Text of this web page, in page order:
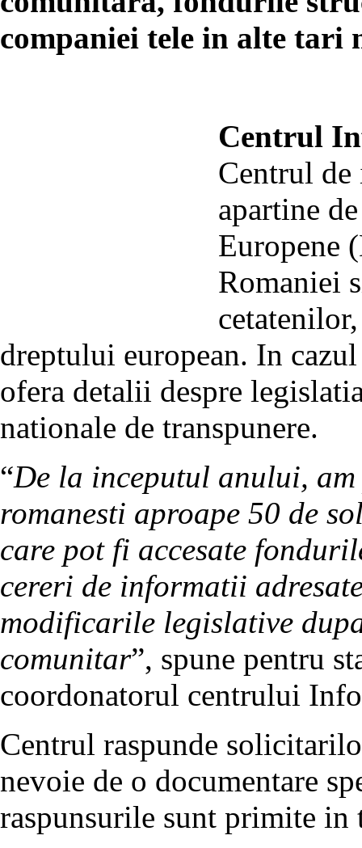
companiei tele in alte tari
Centrul
Centrul de
apartine
Europene
Romaniei
dreptului european. In
ofera detalii despre
nationale de transpunere.
“De la inceputul anului,
romanesti aproape 50 de
care pot fi accesate
cereri de informatii
modificarile legislative
comunitar”, spune pentru
coordonatorul centrului
Centrul raspunde
nevoie de o documentare
raspunsurile sunt primite in